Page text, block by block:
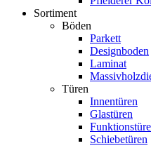
Sortiment
Böden
Parkett
Designboden
Laminat
Türen
Innentüren
Glastüren
Schiebetüren